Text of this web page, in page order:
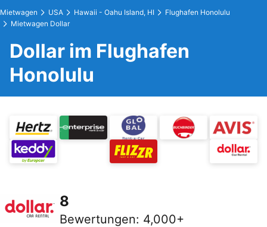
Mietwagen USA Hawaii - Oahu Island, HI
Flughafen Honolulu
Mietwagen Dollar
Dollar im Flughafen
Honolulu
8
Bewertungen: 4,000+